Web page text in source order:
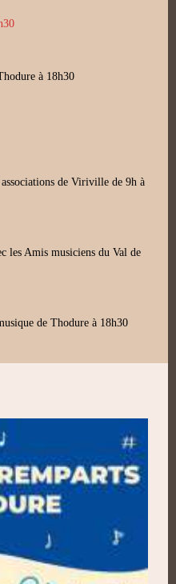
à 18h30
de Viriville de 9h à
les Amis musiciens du Val de
de Thodure à 18h30